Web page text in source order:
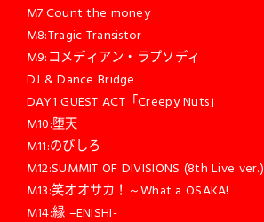
M7:Count the money
M8:Tragic Transistor
M9:コメディアン・ラプソディ
DJ & Dance Bridge
DAY1 GUEST ACT「Creepy Nuts」
M10:堕天
M11:のびしろ
M12:SUMMIT OF DIVISIONS (8th Live ver.)
M13:笑オオサカ！～What a OSAKA!
M14:縁 –ENISHI-